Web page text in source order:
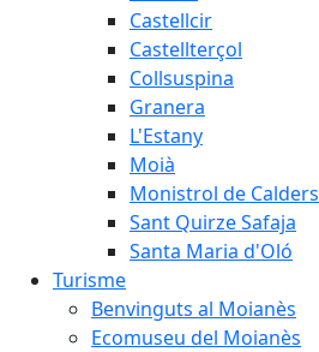
Castellcir
Castellterçol
Collsuspina
Granera
L'Estany
Moià
Monistrol de Calders
Sant Quirze Safaja
Santa Maria d'Oló
Turisme
Benvinguts al Moianès
Ecomuseu del Moianès